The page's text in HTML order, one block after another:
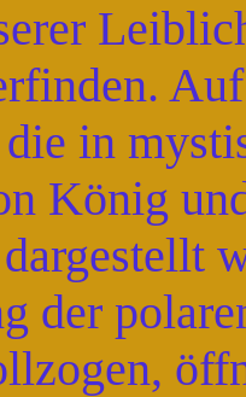
die in
König
dargestellt
der